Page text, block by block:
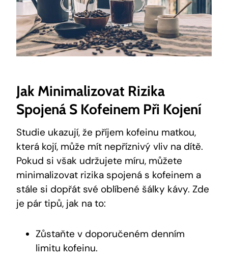
Jak Minimalizovat Rizika
Spojená S Kofeinem Při Kojení
Studie ukazují, že příjem kofeinu matkou,
která kojí, může mít nepříznivý vliv na dítě.
Pokud si však udržujete míru, můžete
minimalizovat rizika spojená s kofeinem a
stále si dopřát své oblíbené šálky kávy. Zde
je pár tipů, jak na to:
Zůstaňte v doporučeném denním
limitu kofeinu.